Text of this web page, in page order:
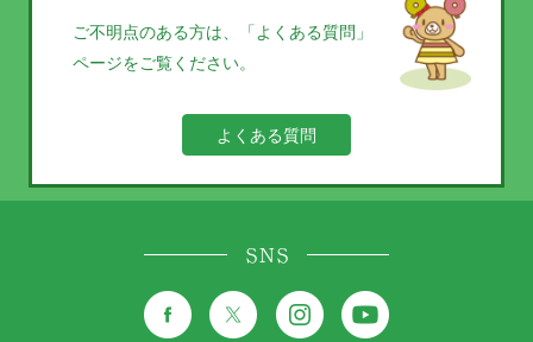
ご不明点のある方は、
「よくある質問」
ページをご覧ください。
よくある質問
SNS